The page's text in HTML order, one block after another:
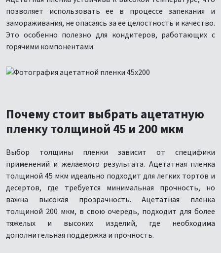
позволяет использовать ее в процессе запекания и
замораживания, не опасаясь за ее целостность и качество.
Это особенно полезно для кондитеров, работающих с
горячими компонентами.
Почему стоит выбрать ацетатную
пленку толщиной 45 и 200 мкм
Выбор толщины пленки зависит от специфики
применений и желаемого результата. Ацетатная пленка
толщиной 45 мкм идеально подходит для легких тортов и
десертов, где требуется минимальная прочность, но
важна высокая прозрачность. Ацетатная пленка
толщиной 200 мкм, в свою очередь, подходит для более
тяжелых и высоких изделий, где необходима
дополнительная поддержка и прочность.